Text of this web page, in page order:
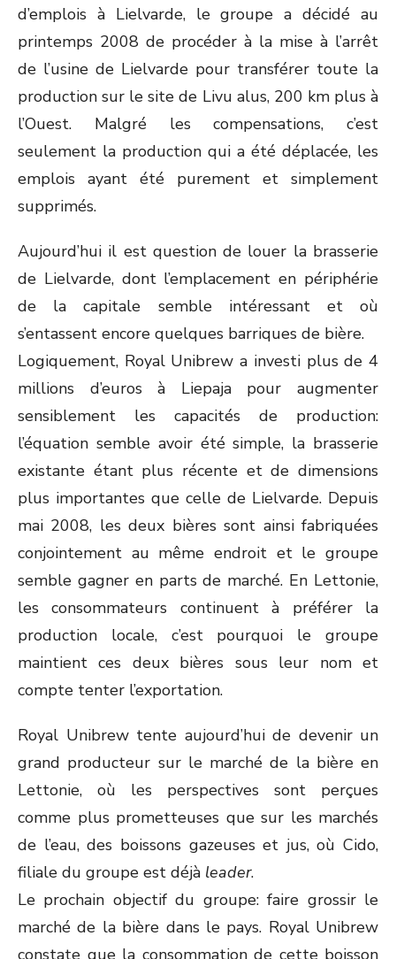
d’emplois à Lielvarde, le groupe a décidé au
printemps 2008 de procéder à la mise à l’arrêt
de l’usine de Lielvarde pour transférer toute la
production sur le site de Livu alus, 200 km plus à
l’Ouest. Malgré les compensations, c’est
seulement la production qui a été déplacée, les
emplois ayant été purement et simplement
supprimés.
Aujourd’hui il est question de louer la brasserie
de Lielvarde, dont l’emplacement en périphérie
de la capitale semble intéressant et où
s’entassent encore quelques barriques de bière.
Logiquement, Royal Unibrew a investi plus de 4
millions d’euros à Liepaja pour augmenter
sensiblement les capacités de production:
l’équation semble avoir été simple, la brasserie
existante étant plus récente et de dimensions
plus importantes que celle de Lielvarde. Depuis
mai 2008, les deux bières sont ainsi fabriquées
conjointement au même endroit et le groupe
semble gagner en parts de marché. En Lettonie,
les consommateurs continuent à préférer la
production locale, c’est pourquoi le groupe
maintient ces deux bières sous leur nom et
compte tenter l’exportation.
Royal Unibrew tente aujourd’hui de devenir un
grand producteur sur le marché de la bière en
Lettonie, où les perspectives sont perçues
comme plus prometteuses que sur les marchés
de l’eau, des boissons gazeuses et jus, où Cido,
filiale du groupe est déjà leader.
Le prochain objectif du groupe: faire grossir le
marché de la bière dans le pays. Royal Unibrew
constate que la consommation de cette boisson